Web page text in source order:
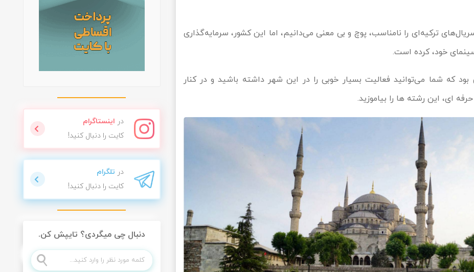
ترکیه‌ای را نامناسب، پوچ و بی معنی می‌دانیم، اما این کشور، سرمایه‌گذاری
خود، کرده است.
که شما می‌توانید فعالیت بسیار خوبی را در این شهر داشته باشید و در کنار
ای، این رشته ها را بیاموزید.
در اینستاگرام
کایت را دنبال کنید!
در تلگرام
کایت را دنبال کنید!
دنبال چی میگردی؟ تایپش کن.